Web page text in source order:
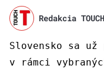
Redakcia
Slovensko sa
v rámci